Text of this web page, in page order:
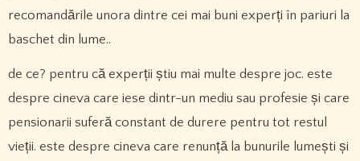
recomandările unora dintre cei mai buni experți în pariuri la
baschet din lume..
de ce? pentru că experții știu mai multe despre joc. este
despre cineva care iese dintr-un mediu sau profesie și care
pensionarii suferă constant de durere pentru tot restul
vieții. este despre cineva care renunță la bunurile lumești și